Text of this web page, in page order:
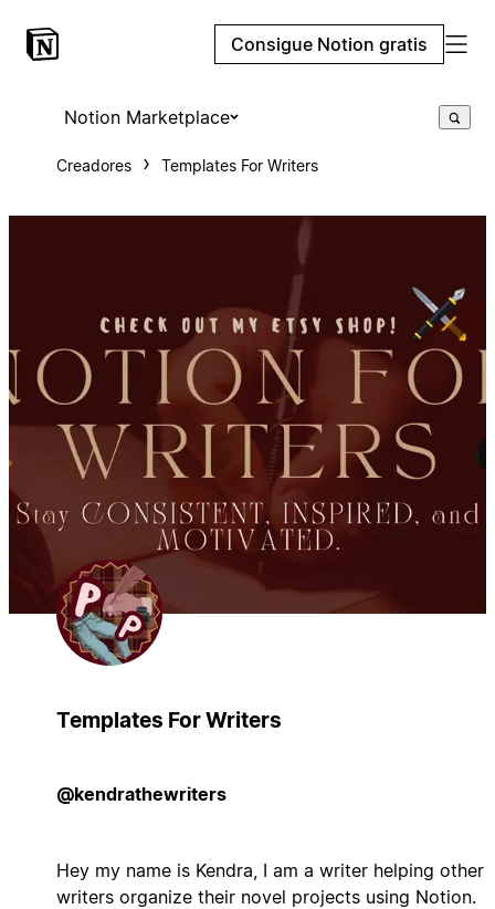
Consigue Notion gratis
Notion Marketplace
Creadores Templates For Writers
Templates For Writers
@kendrathewriters
Hey my name is Kendra, I am a writer helping other
writers organize their novel projects using Notion.